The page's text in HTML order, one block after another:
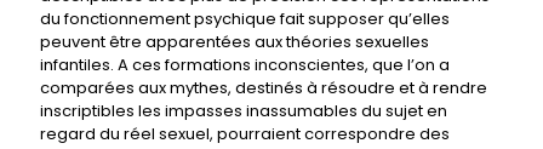
du fonctionnement psychique fait supposer qu’elles
peuvent être apparentées aux théories sexuelles
infantiles. A ces formations inconscientes, que l’on a
comparées aux mythes, destinés à résoudre et à rendre
inscriptibles les impasses inassumables du sujet en
regard du réel sexuel, pourraient correspondre des